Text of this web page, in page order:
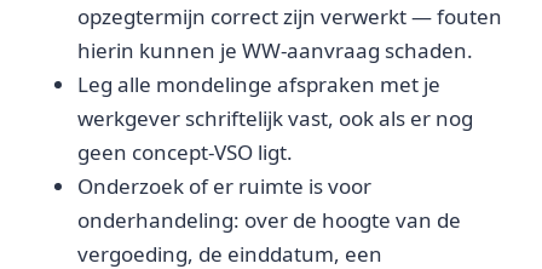
opzegtermijn correct zijn verwerkt — fouten
hierin kunnen je WW-aanvraag schaden.
Leg alle mondelinge afspraken met je
werkgever schriftelijk vast, ook als er nog
geen concept-VSO ligt.
Onderzoek of er ruimte is voor
onderhandeling: over de hoogte van de
vergoeding, de einddatum, een